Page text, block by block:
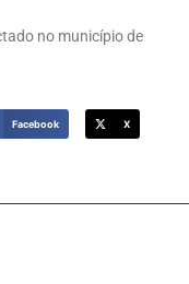
no município de
Facebook X